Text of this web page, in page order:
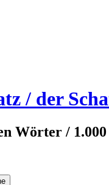
/ der
Wörter /